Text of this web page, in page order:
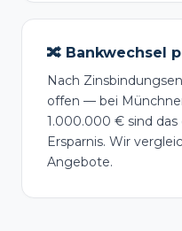
🔀 Bankwechsel
Nach
offen — bei
1.000.000 € sind
Ersparnis. Wir
Angebote.